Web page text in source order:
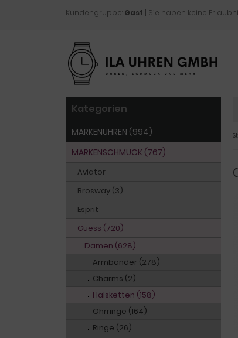
Kundengruppe: Gast | Sie haben keine
Kategorien
MARKENUHREN (994)
MARKENSCHMUCK (767)
Aviator
Brosway (3)
Esprit
Guess (720)
Damen (628)
Armbänder (278)
Charms (2)
Halsketten (158)
Ohrringe (164)
Ringe (26)